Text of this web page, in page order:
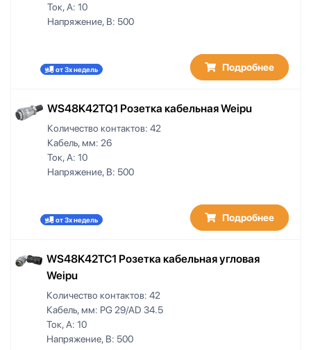
Ток, А: 10
Напряжение, В: 500
от 3х недель Подробнее
WS48K42TQ1 Розетка кабельная Weipu
Количество контактов: 42
Кабель, мм: 26
Ток, А: 10
Напряжение, В: 500
от 3х недель Подробнее
WS48K42TC1 Розетка кабельная угловая
Weipu
Количество контактов:42
Кабель, мм: PG 29/AD 34.5
Ток, А:10
Напряжение, В: 500